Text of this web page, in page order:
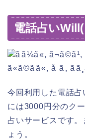
電話占いWill(
今回利用した電話占
には3000円分のク
占いサービスです
ょう。